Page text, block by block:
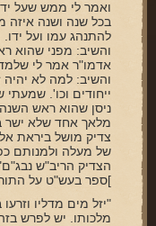
ואמר לי ממש שעל
בכל שנה ושנה איזה
להתנהג עמו ועל
והשיב: מפני שהוא
אדמו"ר אמר לי שלמד
והשיב: למה לא יהיה
ייחודים וכו'.
ניסן שהוא ראש
מלאך אחד שלא ישר
צדיק מושל ביראת
של מעלה ולמנותם
הצדיק הריב"ש
]ספר בעש"ט על
"יזל מים מדליו
מלכותו. יש לפרש